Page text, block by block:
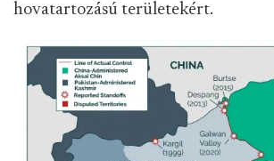
hovatartozású területekért.